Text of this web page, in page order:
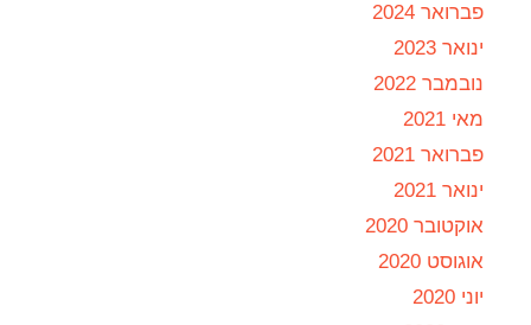
פברואר 2024
ינואר 2023
נובמבר 2022
מאי 2021
פברואר 2021
ינואר 2021
אוקטובר 2020
אוגוסט 2020
יוני 2020